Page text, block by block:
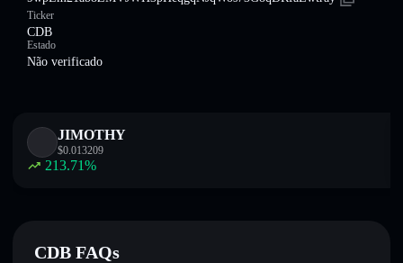
Ticker
CDB
Estado
Não verificado
JIMOTHY
$0.013209
213.71%
CDB FAQs